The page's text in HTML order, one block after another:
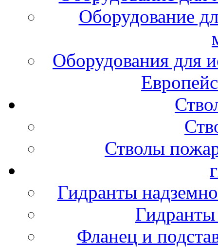
Оборудование
Оборудования для
Стволы
Гидранты
Фланец и